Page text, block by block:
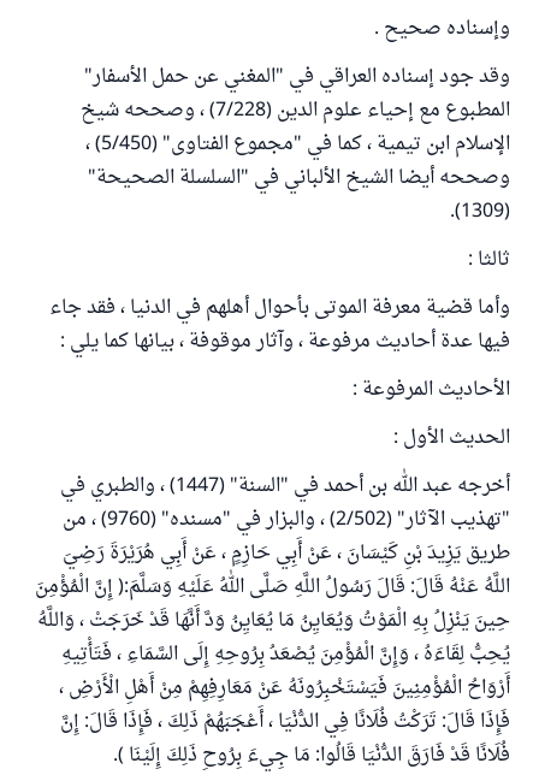
وإسناده صحيح .
وقد جود إسناده العراقي في "المغني عن حمل الأسفار"
المطبوع مع إحياء علوم الدين (7/228) ، وصححه شيخ
الإسلام ابن تيمية ، كما في "مجموع الفتاوى" (5/450) ،
وصححه أيضا الشيخ الألباني في "السلسلة الصحيحة"
(1309).
ثالثا :
وأما قضية معرفة الموتى بأحوال أهلهم في الدنيا ، فقد جاء
فيها عدة أحاديث مرفوعة ، وآثار موقوفة ، بيانها كما يلي :
الأحاديث المرفوعة :
الحديث الأول :
أخرجه عبد الله بن أحمد في "السنة" (1447) ، والطبري في
"تهذيب الآثار" (2/502) ، والبزار في "مسنده" (9760) ، من
طريق يَزِيدَ بْنِ كَيْسَانَ ، عَنْ أَبِي حَازِمٍ ، عَنْ أَبِي هُرَيْرَةَ رَضِيَ
اللَّهُ عَنْهُ قَالَ: قَالَ رَسُولُ اللَّهِ صَلَّى اللهُ عَلَيْهِ وَسَلَّمَ:( إِنَّ الْمُؤْمِنَ
حِينَ يَنْزِلُ بِهِ الْمَوْتُ وَيُعَايِنُ مَا يُعَايِنُ وَدَّ أَنَّهَا قَدْ خَرَجَتْ ، وَاللَّهُ
يُحِبُّ لِقَاءَهُ ، وَإِنَّ الْمُؤْمِنَ يُصْعَدُ بِرُوحِهِ إِلَى السَّمَاءِ ، فَتَأْتِيهِ
أَرْوَاحُ الْمُؤْمِنِينَ فَيَسْتَخْبِرُونَهُ عَنْ مَعَارِفِهِمْ مِنْ أَهْلِ الْأَرْضِ ،
فَإِذَا قَالَ: تَرَكْتُ فُلَانًا فِي الدُّنْيَا ، أَعْجَبَهُمْ ذَلِكَ ، فَإِذَا قَالَ: إِنَّ
فُلَانًا قَدْ فَارَقَ الدُّنْيَا قَالُوا: مَا جِيءَ بِرُوحِ ذَلِكَ إِلَيْنَا ).